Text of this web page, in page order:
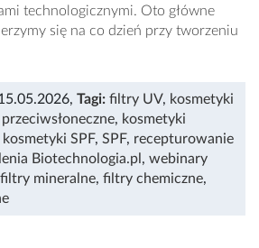
technologicznymi. Oto główne
się na co dzień przy tworzeniu
, Tagi: filtry UV, kosmetyki
, kosmetyki
kosmetyki SPF, SPF, recepturowanie
Biotechnologia.pl , webinary
filtry mineralne, filtry chemiczne,